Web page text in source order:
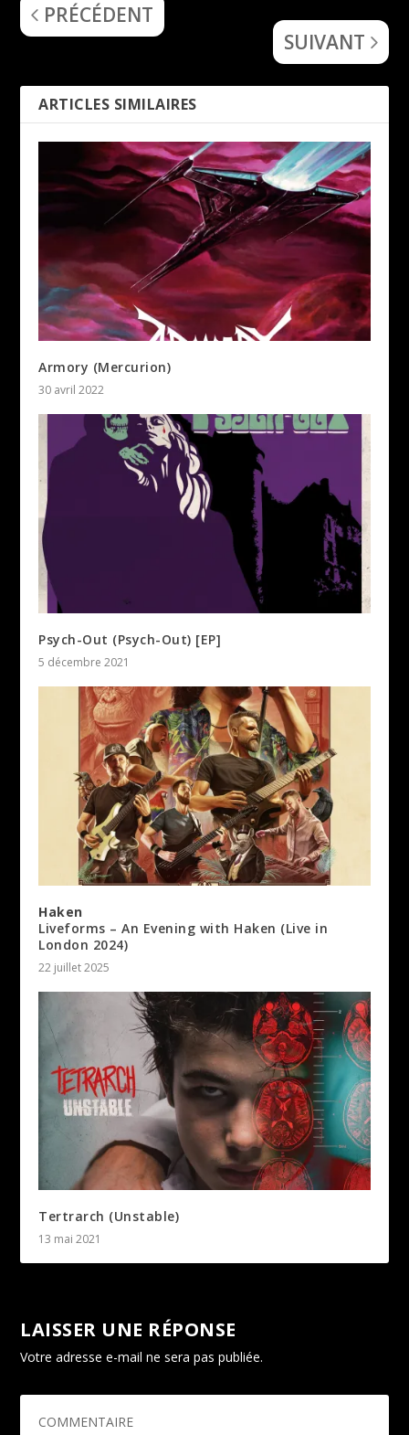
PRÉCÉDENT
SUIVANT
ARTICLES SIMILAIRES
Armory (Mercurion)
30 avril 2022
Psych-Out (Psych-Out) [EP]
5 décembre 2021
Haken
Liveforms – An Evening with Haken (Live in
London 2024)
22 juillet 2025
Tertrarch (Unstable)
13 mai 2021
LAISSER UNE RÉPONSE
Votre adresse e-mail ne sera pas publiée.
obligatoires sont indiqués avec